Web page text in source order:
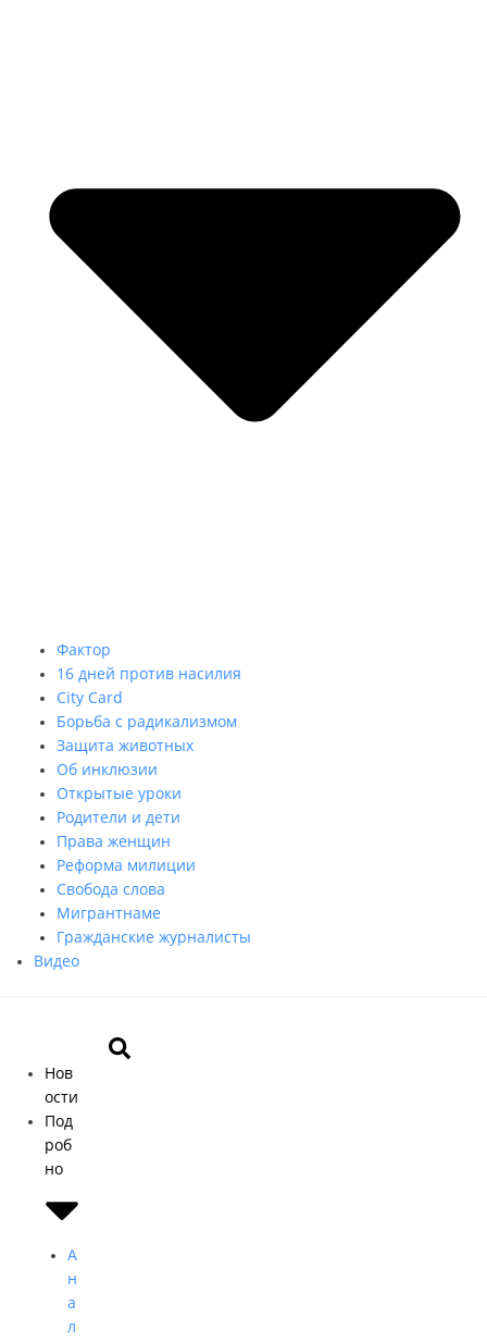
Фактор
16 дней против насилия
City Card
Борьба с радикализмом
Защита животных
Об инклюзии
Открытые уроки
Родители и дети
Права женщин
Реформа милиции
Свобода слова
Мигрантнаме
Гражданские журналисты
Видео
Нов
ости
Под
роб
но
А
н
а
л